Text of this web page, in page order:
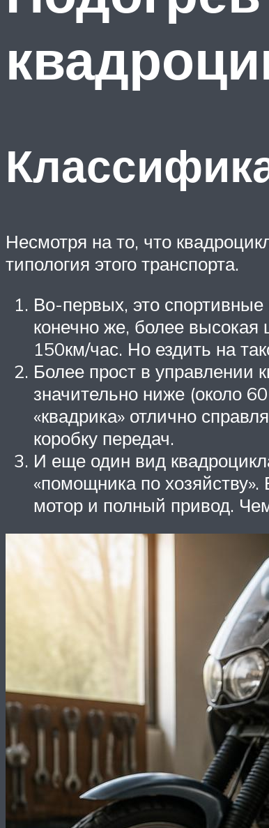
Несмотря на то, что
типология этого транспорта.
Во-первых, это спортивные
конечно же, более высокая
150км/час. Но ездить на
Более прост в управлении
значительно ниже (около
«квадрика» отлично
коробку передач.
И еще один вид
«помощника по
мотор и полный привод.